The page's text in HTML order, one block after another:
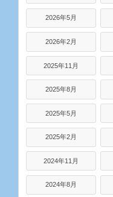
2026年5月
2026年2月
2025年11月
2025年8月
2025年5月
2025年2月
2024年11月
2024年8月